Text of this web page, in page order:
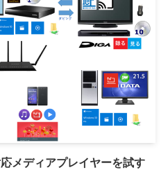
メディアプレイヤーを試す